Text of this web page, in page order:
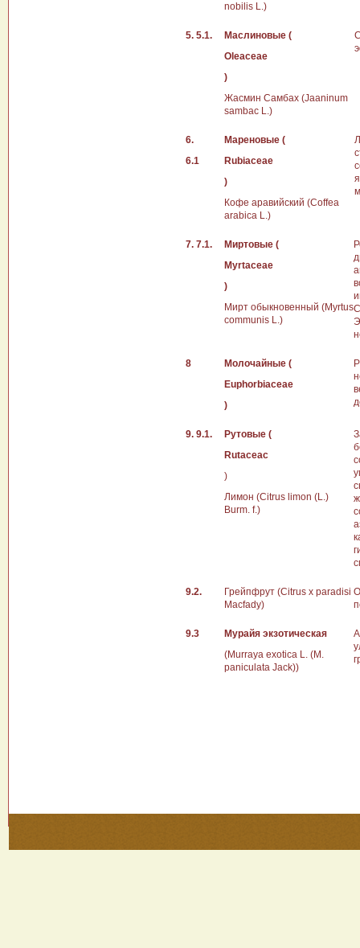
nobilis L.)
5. 5.1.
Маслиновые (
Oleaceae
)
Жасмин Самбах (Jaaninum
sambac L.)
6.
6.1
Мареновые (
Rubiaceae
)
Кофе аравийский (Соffеа
аrabiса L.)
7. 7.1.
Миртовые (
Myrtaceae
)
Мирт обыкновенный (Myrtus
communis L.)
8
Молочайные (
Euphorbiaceae
)
9. 9.1.
Рутовые (
Rutaceac
)
Лимон (Citrus limon (L.)
Burm. f.)
9.2.
Грейпфрут (Citrus x paradisi
Macfady)
9.3
Мурайя экзотическая
(Murraya exotica L. (M.
paniculata Jack))